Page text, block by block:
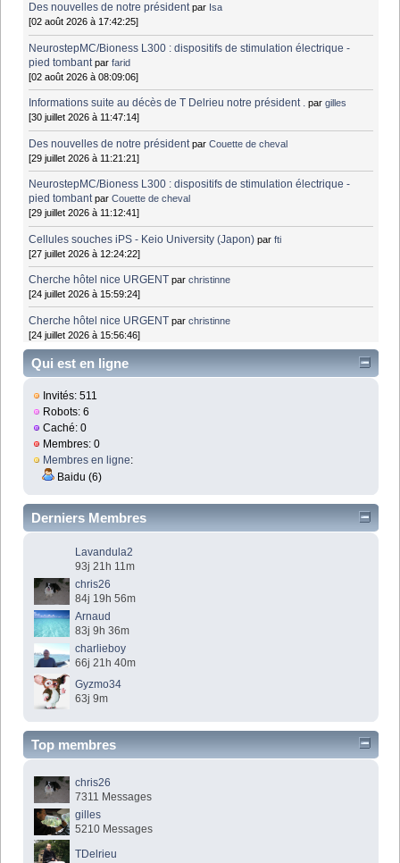
Des nouvelles de notre président par Isa
[02 août 2026 à 17:42:25]
NeurostepMC/Bioness L300 : dispositifs de stimulation électrique -
pied tombant parfarid
[02 août 2026 à 08:09:06]
Informations suite au décès de T Delrieu notre président . pargilles
[30 juillet 2026 à 11:47:14]
Des nouvelles de notre président parCouette de cheval
[29 juillet 2026 à 11:21:21]
NeurostepMC/Bioness L300 : dispositifs de stimulation électrique -
pied tombant parCouette de cheval
[29 juillet 2026 à 11:12:41]
Cellules souches iPS - Keio University (Japon) parfti
[27 juillet 2026 à 12:24:22]
Cherche hôtel nice URGENT parchristinne
[24 juillet 2026 à 15:59:24]
Cherche hôtel nice URGENT parchristinne
[24 juillet 2026 à 15:56:46]
Qui est en ligne
Invités: 511
Robots: 6
Caché: 0
Membres: 0
Membres en ligne:
Baidu (6)
Derniers Membres
Lavandula2
93j 21h 11m
chris26
84j 19h 56m
Arnaud
83j 9h 36m
charlieboy
66j 21h 40m
Gyzmo34
63j 9m
Top membres
chris26
7311 Messages
gilles
5210 Messages
TDelrieu